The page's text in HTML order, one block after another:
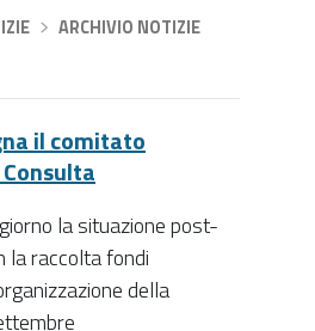
›
ARCHIVIO NOTIZIE
il comitato
la situazione post-
la raccolta fondi
della